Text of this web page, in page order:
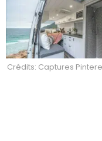
Crédits: Captures